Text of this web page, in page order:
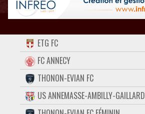
ACCUEIL
FORUM
CONTACT
FACEBOOK
ETG FC
FC ANNECY
THONON-EVIAN FC
US ANNEMASSE-AMBILLY-GAILLARD